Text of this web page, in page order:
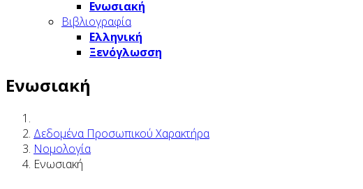
Ενωσιακή
Βιβλιογραφία
Ελληνική
Ξενόγλωσση
Ενωσιακή
Δεδομένα Προσωπικού Χαρακτήρα
Νομολογία
Ενωσιακή